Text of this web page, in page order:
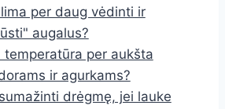
per daug vėdinti ir
augalus?
temperatūra per aukšta
ir agurkams?
drėgmę, jei lauke